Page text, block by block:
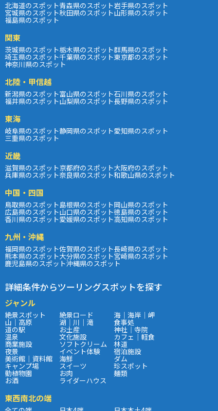
北海道のスポット青森県のスポット岩手県のスポット
宮城県のスポット秋田県のスポット山形県のスポット
福島県のスポット
関東
茨城県のスポット栃木県のスポット群馬県のスポット
埼玉県のスポット千葉県のスポット東京都のスポット
神奈川県のスポット
北陸・甲信越
新潟県のスポット富山県のスポット石川県のスポット
福井県のスポット山梨県のスポット長野県のスポット
東海
岐阜県のスポット静岡県のスポット愛知県のスポット
三重県のスポット
近畿
滋賀県のスポット京都府のスポット大阪府のスポット
兵庫県のスポット奈良県のスポット和歌山県のスポット
中国・四国
鳥取県のスポット島根県のスポット岡山県のスポット
広島県のスポット山口県のスポット徳島県のスポット
香川県のスポット愛媛県のスポット高知県のスポット
九州・沖縄
福岡県のスポット佐賀県のスポット長崎県のスポット
熊本県のスポット大分県のスポット宮崎県のスポット
鹿児島県のスポット沖縄県のスポット
詳細条件からツーリングスポットを探す
ジャンル
絶景スポット 絶景ロード 海｜海岸｜岬
山｜高原 湖｜川｜滝 食事処
道の駅 お土産 神社｜寺院
温泉 文化施設 カフェ｜軽食
商業施設 ソフトクリーム 林道
夜景 イベント体験 宿泊施設
美術館｜資料館 海鮮 ダム
キャンプ場 スイーツ 珍スポット
動植物園 お肉 麺類
お酒 ライダーハウス
東西南北の端